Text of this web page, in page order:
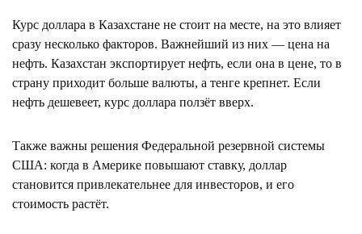
Курс доллара в Казахстане не стоит на месте, на это влияет
сразу несколько факторов. Важнейший из них — цена на
нефть. Казахстан экспортирует нефть, если она в цене, то в
страну приходит больше валюты, а тенге крепнет. Если
нефть дешевеет, курс доллара ползёт вверх.
Также важны решения Федеральной резервной системы
США: когда в Америке повышают ставку, доллар
становится привлекательнее для инвесторов, и его
стоимость растёт.